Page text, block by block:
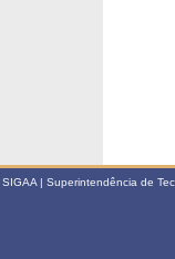
SIGAA | Superintendência de